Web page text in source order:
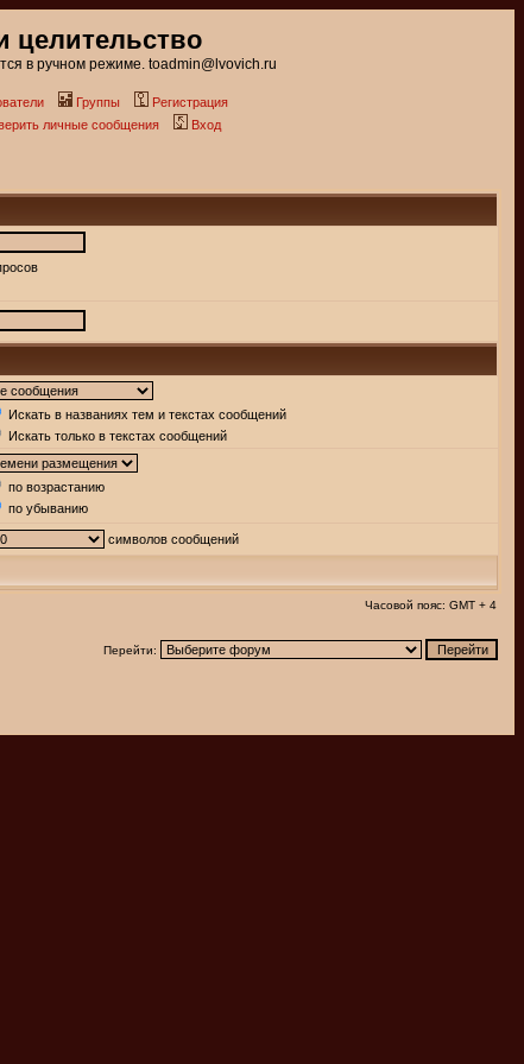
целительство
в ручном режиме. toadmin@lvovich.ru
Группы
Регистрация
личные сообщения Вход
Искать в названиях тем и текстах сообщений
Искать только в текстах сообщений
по возрастанию
по убыванию
символов сообщений
Часовой пояс: GMT + 4
Перейти: